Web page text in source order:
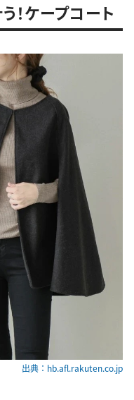
！ケープコート
出典：hb.afl.rakuten.co.jp